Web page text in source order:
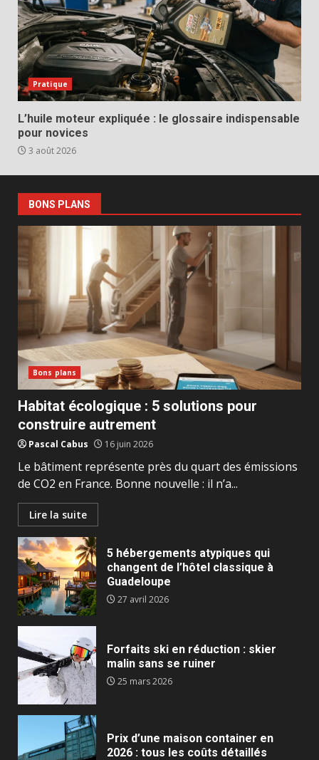
Pratique
L’huile moteur expliquée : le glossaire indispensable
pour novices
3 août 2026
BONS PLANS
Bons plans
Habitat écologique : 5 solutions pour
construire autrement
Pascal Cabus 16 juin 2026
Le bâtiment représente près du quart des émissions
de CO2 en France. Bonne nouvelle : il n’a...
Lire la suite
5 hébergements atypiques qui
changent de l’hôtel classique à
Guadeloupe
27 avril 2026
Forfaits ski en réduction : skier
malin sans se ruiner
25 mars 2026
Prix d’une maison container en
2026 : tous les coûts détaillés